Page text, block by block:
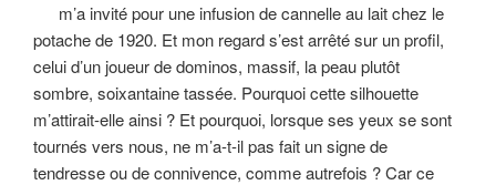
m’a invité pour une infusion de cannelle au lait chez le
potache de 1920. Et mon regard s’est arrêté sur un profil,
celui d’un joueur de dominos, massif, la peau plutôt
sombre, soixantaine tassée. Pourquoi cette silhouette
m’attirait-elle ainsi ? Et pourquoi, lorsque ses yeux se sont
tournés vers nous, ne m’a-t-il pas fait un signe de
tendresse ou de connivence, comme autrefois ? Car ce